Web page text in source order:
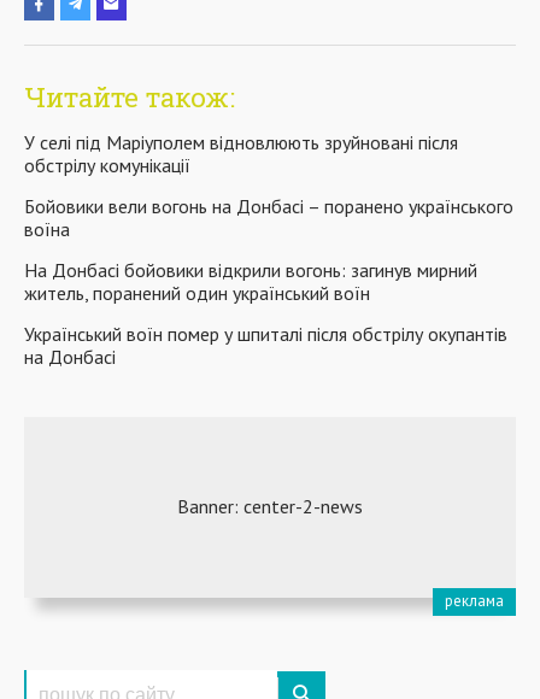
Читайте також:
У селі під Маріуполем відновлюють зруйновані після
обстрілу комунікації
Бойовики вели вогонь на Донбасі – поранено українського
воїна
На Донбасі бойовики відкрили вогонь: загинув мирний
житель, поранений один український воїн
Український воїн помер у шпиталі після обстрілу окупантів
на Донбасі